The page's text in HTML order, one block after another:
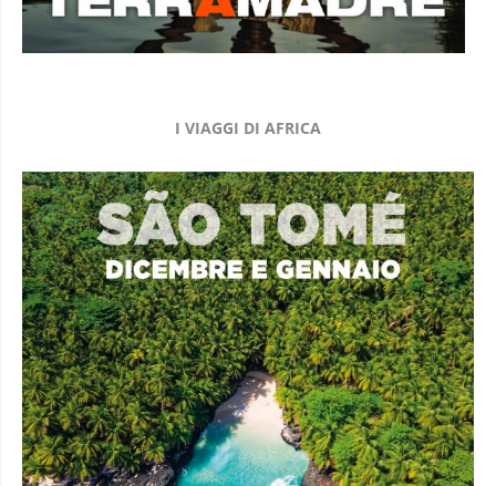
I VIAGGI DI AFRICA